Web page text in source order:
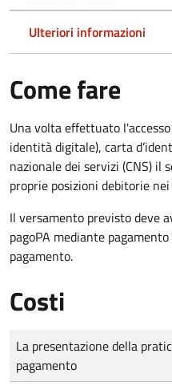
Ulteriori informazioni
Come fare
Una volta effettuato
identità digitale), carta
nazionale dei servizi (CNS) il
proprie posizioni debitorie
Il versamento previsto deve
pagoPA mediante
pagamento.
Costi
Tipo di pagamento
Importo
La presentazione della
pagamento